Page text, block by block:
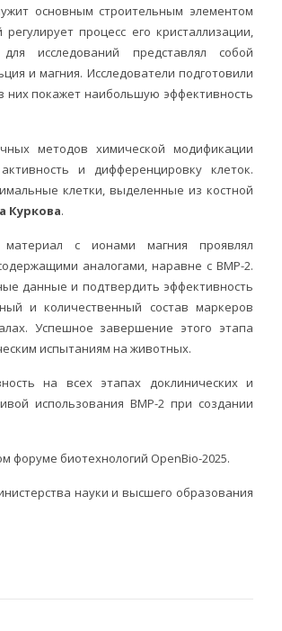
основным строительным элементом
процесс его кристаллизации,
исследований представлял собой
и магния. Исследователи подготовили
них покажет наибольшую эффективность
методов химической модификации
и дифференцировку клеток.
клетки, выделенные из костной
Куркова.
материал с ионами магния проявлял
аналогами, наравне с BMP-2.
данные и подтвердить эффективность
и количественный состав маркеров
Успешное завершение этого этапа
испытаниям на животных.
на всех этапах доклинических и
использования BMP-2 при создании
форуме биотехнологий OpenBio-2025.
науки и высшего образования